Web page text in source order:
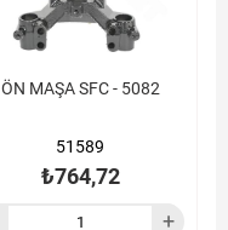
ÖN MAŞA SFC - 5082
51589
₺764,72